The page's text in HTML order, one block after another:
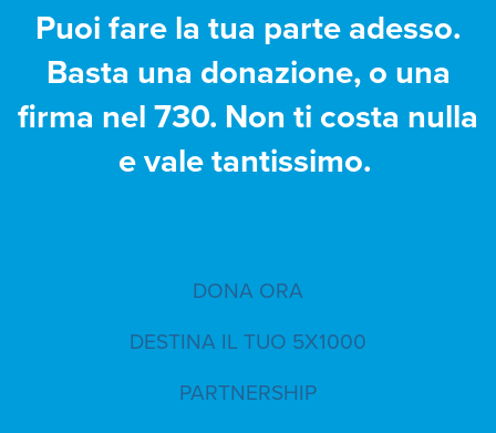
Puoi fare la tua parte adesso.
Basta una donazione, o una
firma nel 730. Non ti costa nulla
e vale tantissimo.
DONA ORA
DESTINA IL TUO 5X1000
PARTNERSHIP